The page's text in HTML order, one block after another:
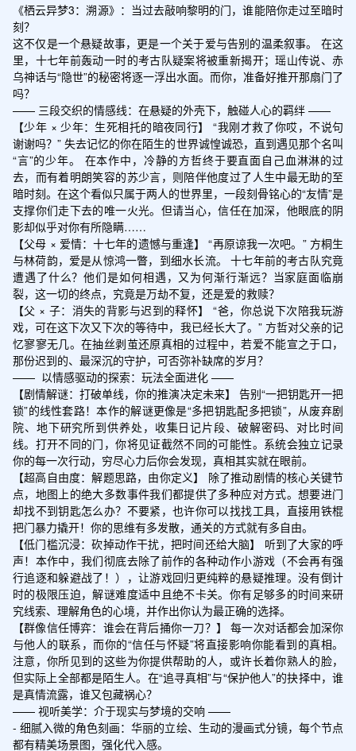
《栖云异梦3：溯源》：当过去敲响黎明的门，谁能陪你走过至暗时
刻？
这不仅是一个悬疑故事，更是一个关于爱与告别的温柔叙事。 在这
里，十七年前轰动一时的考古队疑案将被重新揭开；瑶山传说、赤
乌神话与“隐世”的秘密将逐一浮出水面。而你，准备好推开那扇门了
吗？
—— 三段交织的情感线：在悬疑的外壳下，触碰人心的羁绊 ——
【少年 × 少年：生死相托的暗夜同行】 “我刚才救了你哎，不说句
谢谢吗？” 失去记忆的你在陌生的世界诚惶诚恐，直到遇见那个名叫
“言”的少年。 在本作中，冷静的方哲终于要直面自己血淋淋的过
去，而有着明朗笑容的苏少言，则陪伴他度过了人生中最无助的至
暗时刻。在这个看似只属于两人的世界里，一段刻骨铭心的“友情”是
支撑你们走下去的唯一火光。但请当心，信任在加深，他眼底的阴
影却似乎对你有所隐瞒……
【父母 × 爱情：十七年的遗憾与重逢】 “再原谅我一次吧。” 方桐生
与林荷韵，爱是从惊鸿一瞥，到细水长流。 十七年前的考古队究竟
遭遇了什么？他们是如何相遇，又为何渐行渐远？当家庭面临崩
裂，这一切的终点，究竟是万劫不复，还是爱的救赎？
【父 × 子：消失的背影与迟到的释怀】 “爸，你总说下次陪我玩游
戏，可在这下次又下次的等待中，我已经长大了。” 方哲对父亲的记
忆寥寥无几。在抽丝剥茧还原真相的过程中，若爱不能宣之于口，
那份迟到的、最深沉的守护，可否弥补缺席的岁月？
——  以情感驱动的探索：玩法全面进化 ——
【剧情解谜：打破单线，你的推演决定未来】 告别“一把钥匙开一把
锁”的线性套路！本作的解谜更像是“多把钥匙配多把锁”，从废弃剧
院、地下研究所到供养处，收集日记片段、破解密码、对比时间
线。打开不同的门，你将见证截然不同的可能性。系统会独立记录
你的每一次行动，穷尽心力后你会发现，真相其实就在眼前。
【超高自由度：解题思路，由你定义】 除了推动剧情的核心关键节
点，地图上的绝大多数事件我们都提供了多种应对方式。想要进门
却找不到钥匙怎么办？不要紧，也许你可以找找工具，直接用铁棍
把门暴力撬开！你的思维有多发散，通关的方式就有多自由。
【低门槛沉浸：砍掉动作干扰，把时间还给大脑】 听到了大家的呼
声！本作中，我们彻底去除了前作的各种动作小游戏（不会再有强
行追逐和躲避战了！），让游戏回归更纯粹的悬疑推理。没有倒计
时的极限压迫，解谜难度适中且绝不卡关。你有足够多的时间来研
究线索、理解角色的心境，并作出你认为最正确的选择。
【群像信任博弈：谁会在背后捅你一刀？】 每一次对话都会加深你
与他人的联系，而你的“信任与怀疑”将直接影响你能看到的真相。
注意，你所见到的这些为你提供帮助的人，或许长着你熟人的脸，
但实际上全部都是陌生人。在“追寻真相”与“保护他人”的抉择中，谁
是真情流露，谁又包藏祸心？
—— 视听美学：介于现实与梦境的交响 ——
- 细腻入微的角色刻画：华丽的立绘、生动的漫画式分镜，每个节点
都有精美场景图，强化代入感。